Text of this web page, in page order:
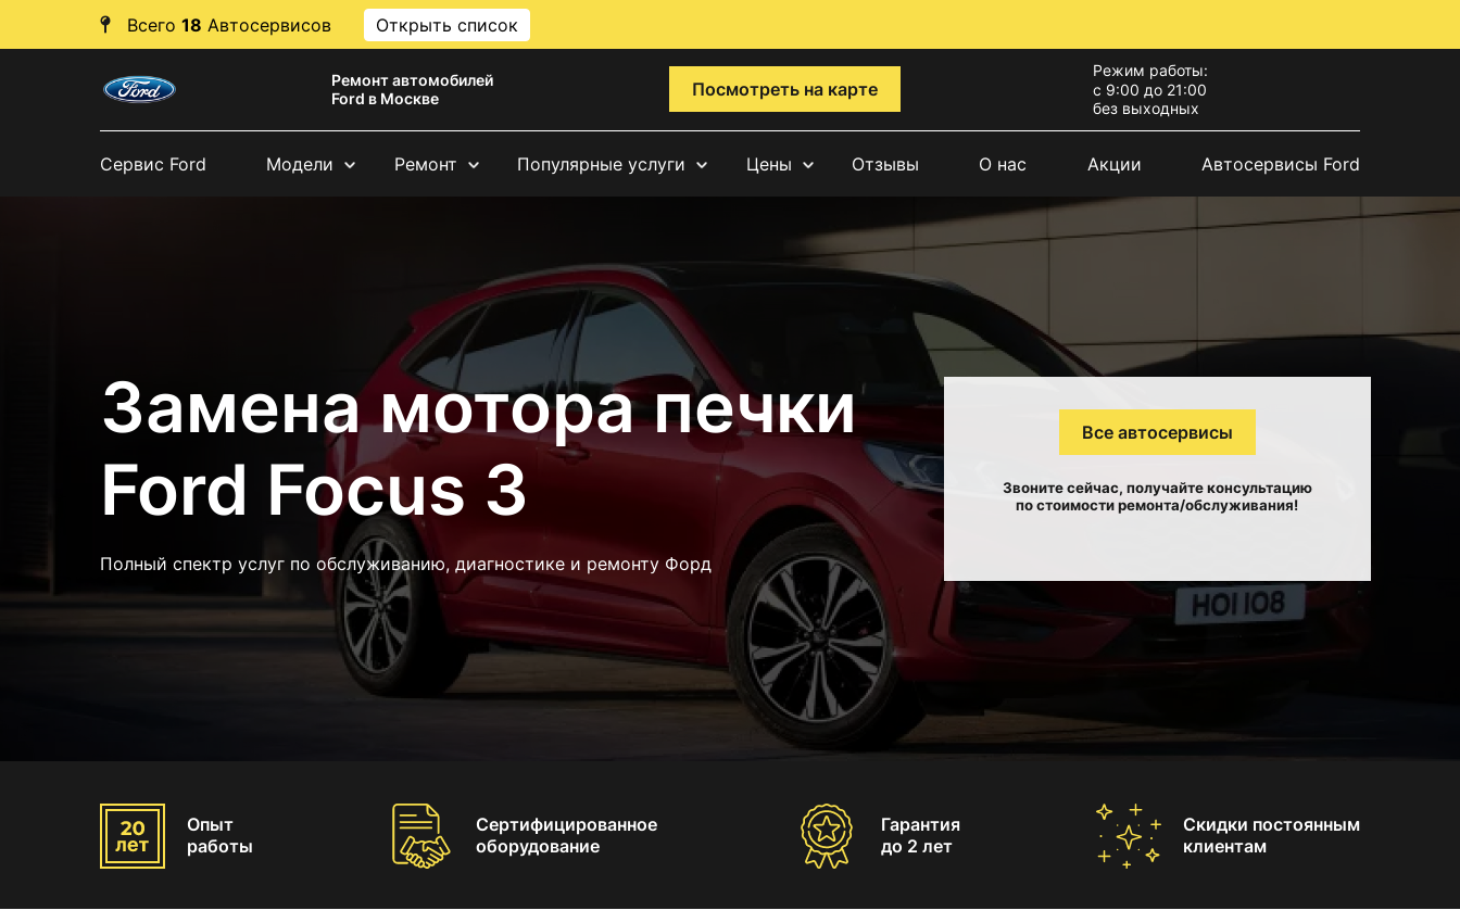
Всего 18 Автосервисов Открыть список
Ремонт автомобилей
Ford в Москве
Посмотреть на карте
Режим работы:
с 9:00 до 21:00
без выходных
Сервис Ford Модели Ремонт Популярные услуги Цены Отзывы О нас Акции Автосервисы Ford
Замена мотора печки
Ford Focus 3
Полный спектр услуг по обслуживанию, диагностике и ремонту Форд
Все автосервисы
Звоните сейчас, получайте консультацию
по стоимости ремонта/обслуживания!
Опыт
работы
Сертифицированное
оборудование
Гарантия
до 2 лет
Скидки постоянным
клиентам